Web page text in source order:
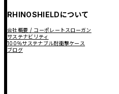
RHINOSHIELDについて
会社概要 / コーポレートスローガン
サステナビリティ
100％サステナブル耐衝撃ケース
ブログ